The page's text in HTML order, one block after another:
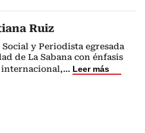
Ruiz
y Periodista egresada
de La Sabana con énfasis
... Leer más